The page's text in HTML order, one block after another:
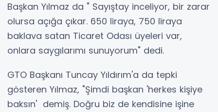
Başkan Yılmaz da " Sayıştay inceliyor, bir zarar
olursa açığa çıkar. 650 liraya, 750 liraya
baklava satan Ticaret Odası üyeleri var,
onlara saygılarımı sunuyorum" dedi.
GTO Başkanı Tuncay Yıldırım'a da tepki
gösteren Yılmaz, "Şimdi başkan 'herkes kişiye
baksın' demiş. Doğru biz de kendisine işine